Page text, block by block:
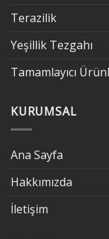
Terazilik
Yeşillik Tezgahı
Tamamlayıcı
KURUMSAL
Ana Sayfa
Hakkımızda
İletişim